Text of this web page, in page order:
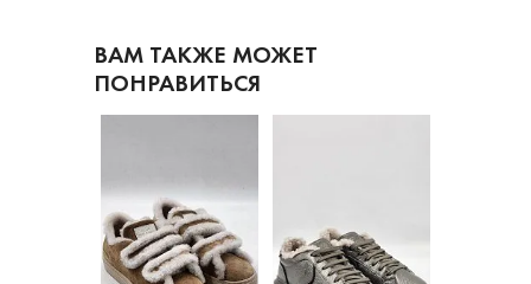
ВАМ ТАКЖЕ МОЖЕТ
ПОНРАВИТЬСЯ